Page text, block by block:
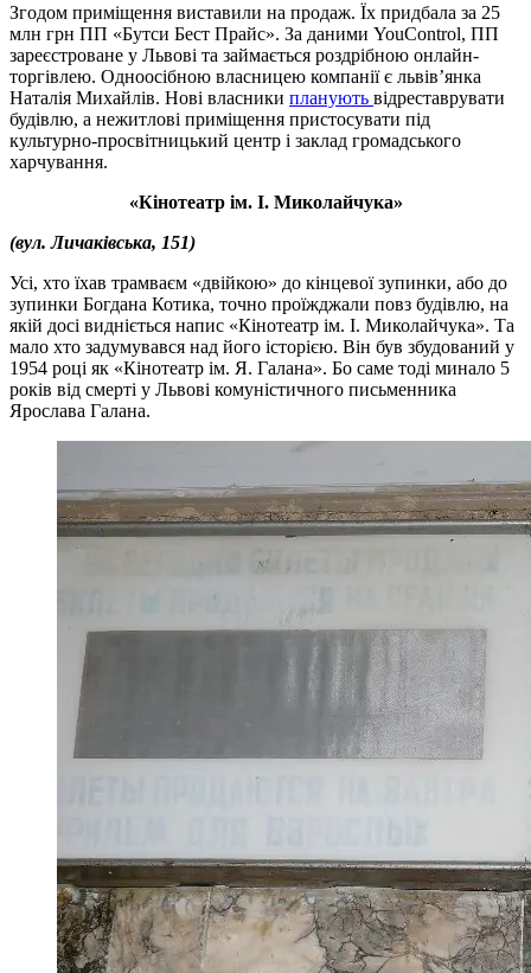
Згодом приміщення виставили на продаж. Їх придбала за 25
млн грн ПП «Бутси Бест Прайс». За даними YouControl, ПП
зареєстроване у Львові та займається роздрібною онлайн-
торгівлею. Одноосібною власницею компанії є львів’янка
Наталія Михайлів. Нові власники планують відреставрувати
будівлю, а нежитлові приміщення пристосувати під
культурно-просвітницький центр і заклад громадського
харчування.
«Кінотеатр ім. І. Миколайчука»
(вул. Личаківська, 151)
Усі, хто їхав трамваєм «двійкою» до кінцевої зупинки, або до
зупинки Богдана Котика, точно проїжджали повз будівлю, на
якій досі видніється напис «Кінотеатр ім. І. Миколайчука». Та
мало хто задумувався над його історією. Він був збудований у
1954 році як «Кінотеатр ім. Я. Галана». Бо саме тоді минало 5
років від смерті у Львові комуністичного письменника
Ярослава Галана.